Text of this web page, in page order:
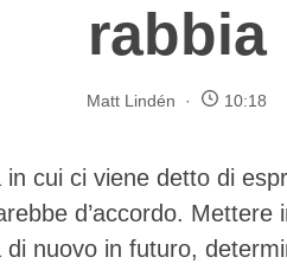
rabbia
Matt Lindén 10:18
in cui ci viene detto di
d’accordo. Mettere
nuovo in futuro,